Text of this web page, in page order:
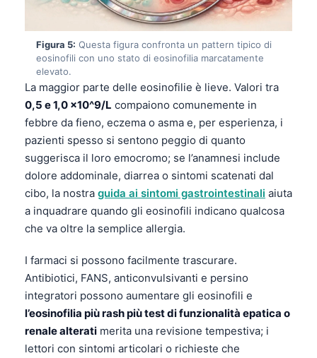
Figura 5: Questa figura confronta un pattern tipico di
eosinofili con uno stato di eosinofilia marcatamente
elevato.
La maggior parte delle eosinofilie è lieve. Valori tra
0,5 e 1,0 x10^9/L compaiono comunemente in
febbre da fieno, eczema o asma e, per esperienza, i
pazienti spesso si sentono peggio di quanto
suggerisca il loro emocromo; se l’anamnesi include
dolore addominale, diarrea o sintomi scatenati dal
cibo, la nostra guida ai sintomi gastrointestinali aiuta
a inquadrare quando gli eosinofili indicano qualcosa
che va oltre la semplice allergia.
I farmaci si possono facilmente trascurare.
Antibiotici, FANS, anticonvulsivanti e persino
integratori possono aumentare gli eosinofili e
l’eosinofilia più rash più test di funzionalità epatica o
renale alterati merita una revisione tempestiva; i
lettori con sintomi articolari o richieste che